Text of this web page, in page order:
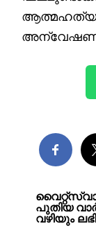
ആത്മഹത്യ
പുതിയ
വഴിയും